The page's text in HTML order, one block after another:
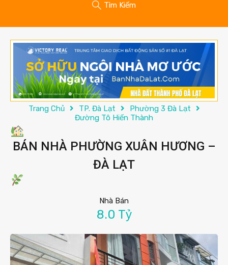
Tìm Kiếm
Trang Chủ TP. Đà Lạt
Phường 3 Đà Lạt
Đường Tô Hiến Thành
BÁN NHÀ PHƯỜNG XUÂN HƯƠNG –
ĐÀ LẠT
Nhà Bán
8.0 Tỷ